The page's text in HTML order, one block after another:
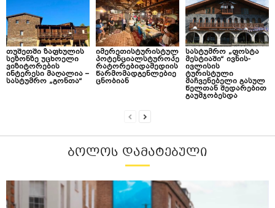
თუშეთში ზაფხულის
სეზონზე უცხოელი
ვიზიტორების
ინტერესი მაღალია –
სასტუმრო „გონთა“
იმერეთისტურისტულ
პოტენციალსტუროპე
რატორებიდამედიის
წარმომადგენლებიე
ცნობიან
სასტუმრო „ფოსტა
მესტიაში“ ივნის-
ივლისის
ტურისტული
მაჩვენებელი გასულ
წელთან შედარებით
გაუმჯობესდა
ᲑᲝᲚᲝᲡ ᲓᲐᲛᲐᲢᲔᲑᲣᲚᲘ